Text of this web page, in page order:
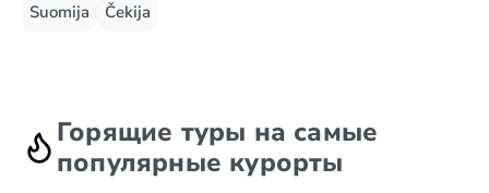
Suomija
Čekija
Горящие туры на самые
популярные курорты